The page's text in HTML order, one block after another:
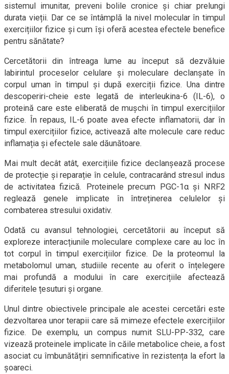
sistemul imunitar, preveni bolile cronice și chiar prelungi
durata vieții. Dar ce se întâmplă la nivel molecular în timpul
exercițiilor fizice și cum își oferă acestea efectele benefice
pentru sănătate?
Cercetătorii din întreaga lume au început să dezvăluie
labirintul proceselor celulare și moleculare declanșate în
corpul uman în timpul și după exerciții fizice. Una dintre
descoperiri-cheie este legată de interleukina-6 (IL-6), o
proteină care este eliberată de mușchi în timpul exercițiilor
fizice. În repaus, IL-6 poate avea efecte inflamatorii, dar în
timpul exercițiilor fizice, activează alte molecule care reduc
inflamația și efectele sale dăunătoare.
Mai mult decât atât, exercițiile fizice declanșează procese
de protecție și reparație în celule, contracarând stresul indus
de activitatea fizică. Proteinele precum PGC-1α și NRF2
reglează genele implicate în întreținerea celulelor și
combaterea stresului oxidativ.
Odată cu avansul tehnologiei, cercetătorii au început să
exploreze interacțiunile moleculare complexe care au loc în
tot corpul în timpul exercițiilor fizice. De la proteomul la
metabolomul uman, studiile recente au oferit o înțelegere
mai profundă a modului în care exercițiile afectează
diferitele țesuturi și organe.
Unul dintre obiectivele principale ale acestei cercetări este
dezvoltarea unor terapii care să mimeze efectele exercițiilor
fizice. De exemplu, un compus numit SLU-PP-332, care
vizează proteinele implicate în căile metabolice cheie, a fost
asociat cu îmbunătățiri semnificative în rezistența la efort la
șoareci.